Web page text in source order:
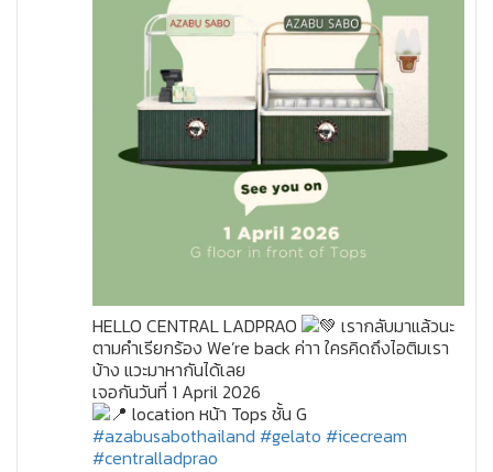
HELLO CENTRAL LADPRAO
เรากลับมาแล้วนะ
ตามคำเรียกร้อง We’re back ค่าา ใครคิดถึงไอติมเรา
บ้าง แวะมาหากันได้เลย
เจอกันวันที่ 1 April 2026
location หน้า Tops ชั้น G
#azabusabothailand #gelato #icecream
#centralladprao